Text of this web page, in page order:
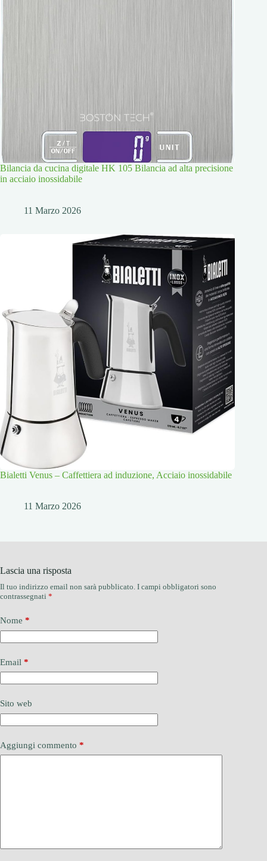
Bilancia da cucina digitale HK 105 Bilancia ad alta precisione
in acciaio inossidabile
11 Marzo 2026
Bialetti Venus – Caffettiera ad induzione, Acciaio inossidabile
11 Marzo 2026
Lascia una risposta
Il tuo indirizzo email non sarà pubblicato. I campi obbligatori sono
contrassegnati *
Nome *
Email *
Sito web
Aggiungi commento *